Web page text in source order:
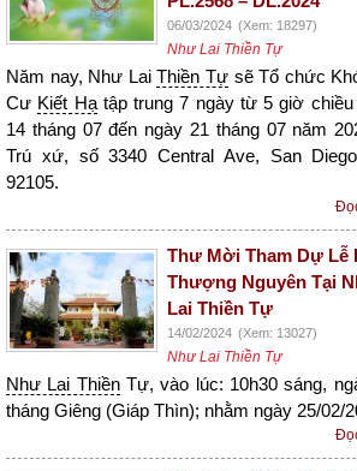
06/03/2024 (Xem: 18297)
Như Lai Thiền Tự
Năm nay, Như LaiThiền Tự sẽ Tổ chức
Cư Kiết Hạtập trung 7 ngày từ 5 giờ chiều
14 tháng 07 đến ngày 21 tháng 07 năm
Trú xứ, số 3340 Central Ave, San
92105.
Thư Mời Tham Dự Lễ
Thượng Nguyên Tại
Lai Thiền Tự
14/02/2024 (Xem: 13027)
Như Lai Thiền Tự
Như Lai ThiềnTự, vào lúc: 10h30 sáng,
tháng Giêng (Giáp Thìn); nhằm ngày 25/02/